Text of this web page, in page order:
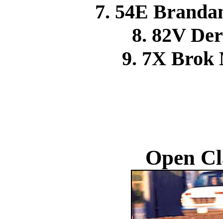
7. 54E
8. 82V
9. 7X
Open